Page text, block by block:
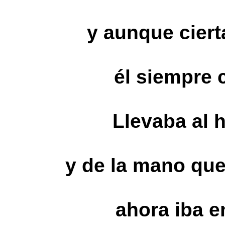
y aunque
él siempre
Llevaba al
y de la mano
ahora iba